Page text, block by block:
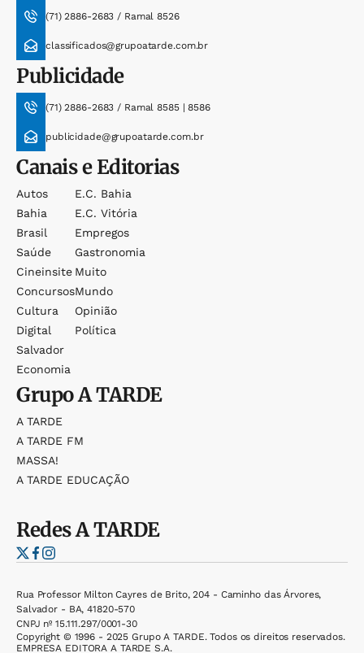
(71) 2886-2683 / Ramal 8526
classificados@grupoatarde.com.br
Publicidade
(71) 2886-2683 / Ramal 8585 | 8586
publicidade@grupoatarde.com.br
Canais e Editorias
Autos
Bahia
Brasil
Saúde
Cineinsite
Concursos
Cultura
Digital
Salvador
Economia
E.c. Bahia
E.c. Vitória
Empregos
Gastronomia
Muito
Mundo
Opinião
Política
GrupoA TARDE
A TARDE
A TARDE FM
MASSA!
A TARDE EDUCAÇÃO
RedesA TARDE
Rua Professor Milton Cayres de Brito, 204 - Caminho das Árvores,
Salvador - BA, 41820-570
CNPJ nº 15.111.297/0001-30
Copyright © 1996 - 2025 Grupo A TARDE. Todos os direitos reservados.
EMPRESA EDITORA A TARDE S.A.